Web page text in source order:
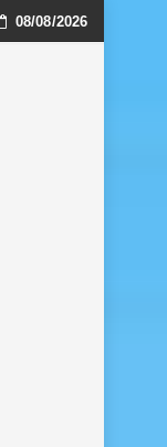
08/08/2026